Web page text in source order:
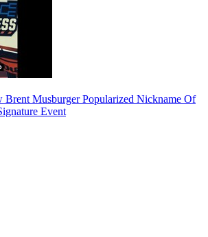
Brent Musburger Popularized Nickname Of
Event